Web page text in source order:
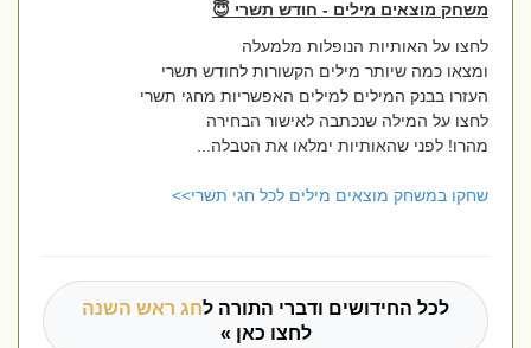
משחק מוצאים מילים - חודש תשרי 😇
לחצו על האותיות הנופלות מלמעלה
ומצאו כמה שיותר מילים הקשורות לחודש תשרי
העזרו בבנק המילים למילים האפשריות מחגי תשרי
לחצו על המילה שנכתבה לאישור הבחירה
מהרו! לפני שהאותיות ימלאו את הטבלה...
שחקו במשחק מוצאים מילים לכל חגי תשרי>>
לכל החידושים ודברי התורה לחג ראש השנה
לחצו כאן »